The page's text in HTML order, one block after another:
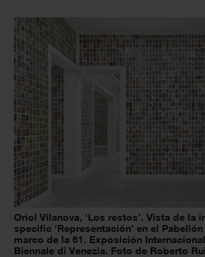
Oriol Vilanova, ‘Los restos’. Vista de la
specific ‘Representación’ en el
marco de la 61. Exposición
Biennale di Venezia. Foto de Roberto